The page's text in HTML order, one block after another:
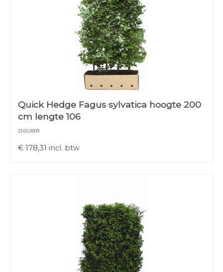
Quick Hedge Fagus sylvatica hoogte 200
cm lengte 106
21.65.0009
€ 178,31 incl. btw